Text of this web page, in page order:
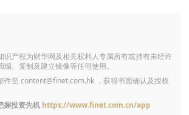
识产权为财华网及相关权利人专属所有或持有未经许
、复制及建立镜像等任何使用。
件至 content@finet.com.hk ，获得书面确认及授权
握投资先机 https://www.finet.com.cn/app